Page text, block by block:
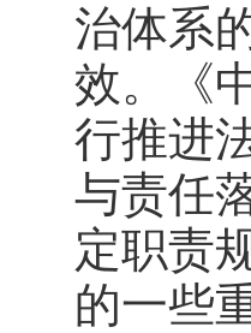
治体系
效。《
行推进
与责任
定职责
的一些